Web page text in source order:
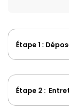
Étape 1 :
Étape 2 :